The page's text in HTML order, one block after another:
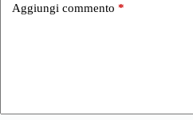
Aggiungi commento *